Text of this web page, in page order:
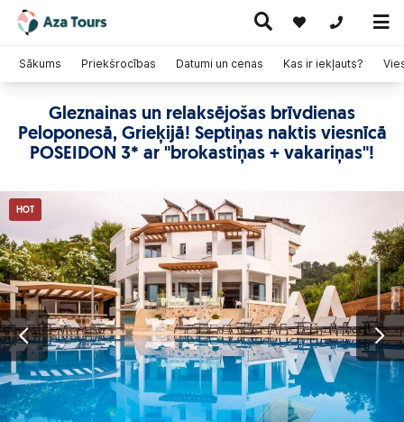
+371
ceļojumi
Ceļojumi
pa Eiropu
(ar
lidmašīnu)
Kruīzi
Karstie
piedāvājumi
Gleznainas un relaksējošas brīvdienas
Peloponesā, Grieķijā! Septiņas naktis viesnīcā
POSEIDON 3* ar "brokastiņas + vakariņas"!
Sākums Priekšrocības Datumi un cenas Kas ir iekļauts?
HOT